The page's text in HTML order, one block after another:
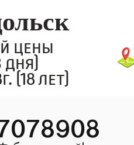
цены
дня)
(18 лет)